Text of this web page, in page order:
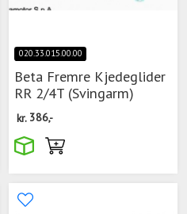
020.33.015.00.00
Beta Fremre Kjedeglider
RR 2/4T (Svingarm)
kr. 386,-